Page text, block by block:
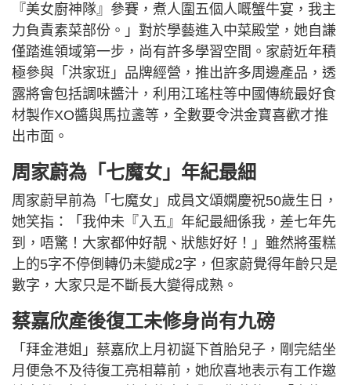
『美女廚神隊』參賽，煮人圍五個人嘅蟹牛宴，我主
力負責素菜部份。」對於學藝進入中菜殿堂，她自謙
僅踏進領域第一步，尚有許多學習空間。家蔚近年積
極參與「洪家班」品牌經營，推出許多周邊產品，透
露將會包括調味醬汁，利用江瑤柱等中國傳統最好食
材製作XO醬與馬拉盞等，全數要令洪金寶喜歡才推
出市面。
周家蔚為「七魔女」年紀最細
周家蔚早前為「七魔女」成員文頌嫻慶祝50歲生日，
她笑指：「我仲未『入五』年紀最細係我，差七年先
到，唔驚！大家都仲好靚、狀態好好！」雖然將蛋糕
上的5字不停倒轉仍未變成2字，但家蔚覺得年齡只是
數字，大家只是不斷長大變得成熟。
蔡嘉欣產後復工未修身尚有九磅
「拜金港姐」蔡嘉欣上月初誕下首胎兒子，剛完結坐
月便急不及待復工亮相幕前，她欣喜地表示有工作邀